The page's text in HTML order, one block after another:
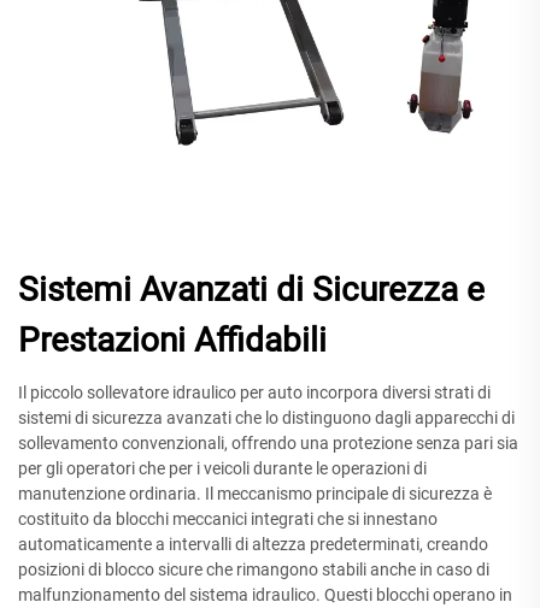
Sistemi Avanzati di Sicurezza e
Prestazioni Affidabili
Il piccolo sollevatore idraulico per auto incorpora diversi strati di
sistemi di sicurezza avanzati che lo distinguono dagli apparecchi di
sollevamento convenzionali, offrendo una protezione senza pari sia
per gli operatori che per i veicoli durante le operazioni di
manutenzione ordinaria. Il meccanismo principale di sicurezza è
costituito da blocchi meccanici integrati che si innestano
automaticamente a intervalli di altezza predeterminati, creando
posizioni di blocco sicure che rimangono stabili anche in caso di
malfunzionamento del sistema idraulico. Questi blocchi operano in